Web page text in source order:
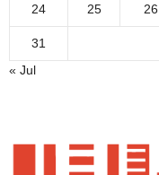
24 25 26
31
« Jul